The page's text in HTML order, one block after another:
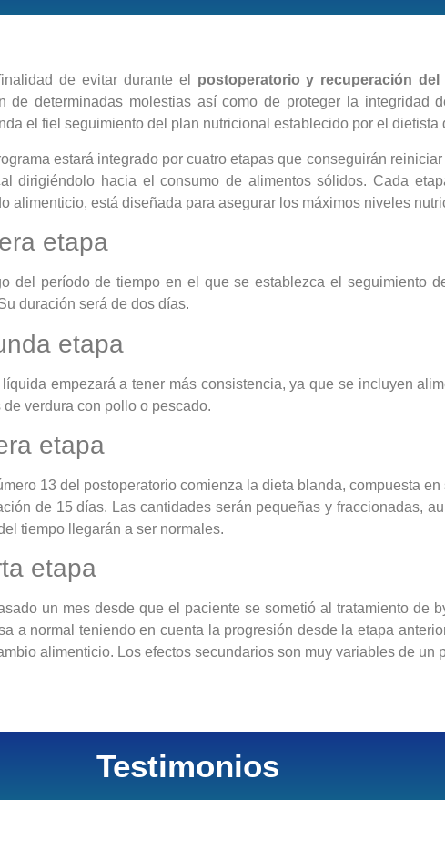
de evitar durante el postoperatorio y recuperación
de determinadas molestias así como de proteger la integridad
el fiel seguimiento del plan nutricional establecido por el dietista
estará integrado por cuatro etapas que conseguirán
dirigiéndolo hacia el consumo de alimentos sólidos. Cada
alimenticio, está diseñada para asegurar los máximos niveles
etapa
del período de tiempo en el que se establezca el seguimiento
duración será de dos días.
etapa
líquida empezará a tener más consistencia, ya que se incluyen
de verdura con pollo o pescado.
etapa
13 del postoperatorio comienza la dieta blanda, compuesta en
de 15 días. Las cantidades serán pequeñas y fraccionadas,
tiempo llegarán a ser normales.
etapa
un mes desde que el paciente se sometió al tratamiento de
a normal teniendo en cuenta la progresión desde la etapa
alimenticio. Los efectos secundarios son muy variables de un
Testimonios